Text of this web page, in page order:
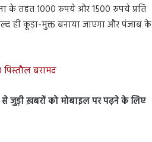
के तहत 1000 रुपये और 1500 रुपये प्रति
ही कूड़ा-मुक्त बनाया जाएगा और पंजाब के
पिस्तौल बरामद
से जुड़ी ख़बरों को मोबाइल पर पढ़ने के लिए